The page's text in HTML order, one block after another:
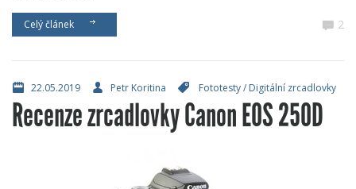
Celý článek 2
22.05.2019 Petr Koritina Fototesty/ Digitální zrcadlovky
Recenze zrcadlovky Canon EOS 250D